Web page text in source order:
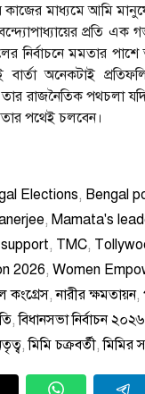
কাজের মাধ্যমে আমি
প্রতি এক
নির্বাচনে মমতার পাশে
অনেকটাই
তার রাজনৈতিক পথচলা
পথেই চলবেন।
Elections, Bengal
, Mamata's
, TMC,
2026, Women
কংগ্রেস,নারীর ক্ষমতায়ন,
,বিধানসভা নির্বাচন ২০২৬
,মিমি চক্রবর্তী,মিমির